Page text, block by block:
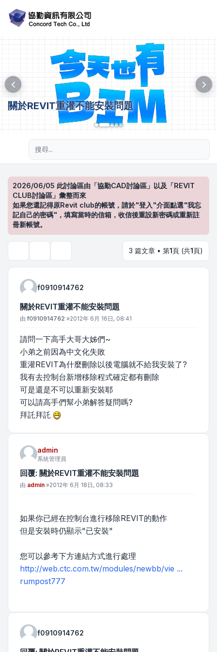
關於REVIT重灌不能安裝問題
2026/06/05 此討論區由「協勤CAD討論區」以及「REVIT
CLUB討論區」彙整而來
如果您還記得原Revit club的帳號，請於"登入"介面點選"我忘
記自己的密碼"，填寫當時的信箱，收信後重設新密碼或重新註
冊新帳號。
3 篇文章 • 第1頁 (共1頁)
f0910914762
關於REVIT重灌不能安裝問題
文章
由f0910914762 »2012年 6月 16日, 08:41
請問一下高手大哥大姊們~
小弟之前因為中文化失敗
重灌REVIT為什麼刪除以後電腦就不給我安裝了?
我有去控制台新增移除程式確定都有刪除
可是還是不可以重新安裝耶
可以請高手們幫小弟解答疑問嗎?
拜託拜託
admin
系統管理員
回覆: 關於REVIT重灌不能安裝問題
文章
由 admin »2012年 6月 18日, 08:33
如果你已經在控制台進行移除REVIT的動作
但是安裝時仍顯示"已安裝"
您可以參考下方連結方式進行處理
http://web.ctc.com.tw/modules/newbb/vie ...
rumpost777
f0910914762